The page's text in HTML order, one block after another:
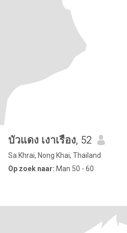
บัวแดง เงาเรือง, 52
Sa Khrai, Nong Khai, Thailand
Op zoek naar: Man 50 - 60